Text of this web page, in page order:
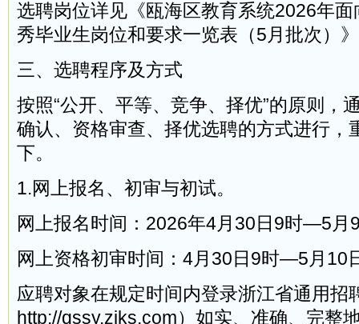
选聘岗位详见《瓯海区教育系统2026年
秀毕业生岗位和要求一览表（5月批次）
三、选聘程序及方式
按照“公开、平等、竞争、择优”的原则，
确认、资格审查、择优选聘的方式进行，
下。
1.网上报名、初审与初试。
网上报名时间：2026年4月30日9时—5月
网上资格初审时间：4月30日9时—5月10
应聘对象在规定时间内登录浙江省通用招
http://qssy.zjks.com）如实、准确、完整